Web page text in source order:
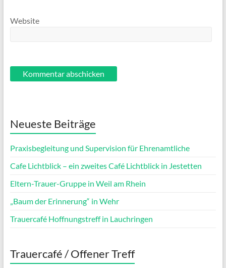
Website
Neueste Beiträge
Praxisbegleitung und Supervision für Ehrenamtliche
Cafe Lichtblick – ein zweites Café Lichtblick in Jestetten
Eltern-Trauer-Gruppe in Weil am Rhein
„Baum der Erinnerung“ in Wehr
Trauercafé Hoffnungstreff in Lauchringen
Trauercafé / Offener Treff